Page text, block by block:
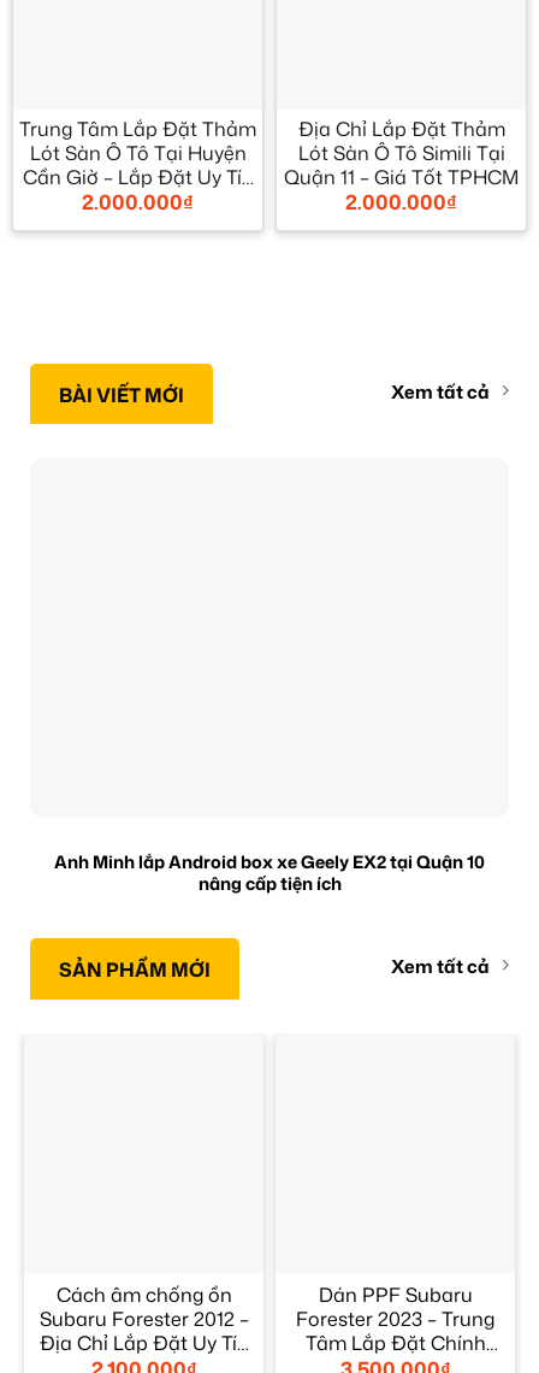
Trung Tâm Lắp Đặt Thảm
Lót Sàn Ô Tô Tại Huyện
Cần Giờ – Lắp Đặt Uy Tín
TPHCM
2.000.000₫
Địa Chỉ Lắp Đặt Thảm
Lót Sàn Ô Tô Simili Tại
Quận 11 – Giá Tốt TPHCM
2.000.000₫
BÀI VIẾT MỚI Xem tất cả
Anh Minh lắp Android box xe Geely EX2 tại Quận 10
nâng cấp tiện ích
SẢN PHẨM MỚI Xem tất cả
Cách âm chống ồn
Subaru Forester 2012 –
Địa Chỉ Lắp Đặt Uy Tín
TPHCM
Dán PPF Subaru
Forester 2023 – Trung
Tâm Lắp Đặt Chính
Hãng Uy Tín TPHCM